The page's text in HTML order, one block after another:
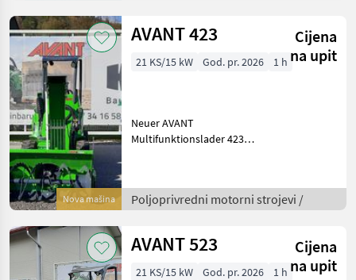
Nova mašina
AVANT 423
Cijena
na upit
21 KS/15 kW God. pr. 2026 1 h
Neuer AVANT
Multifunktionslader 423
Dieselmotor Kubota D902
22PS, 3 Zyl.,
Poljoprivredni motorni strojevi /
AVANT 523
Cijena
na upit
21 KS/15 kW God. pr. 2026 1 h